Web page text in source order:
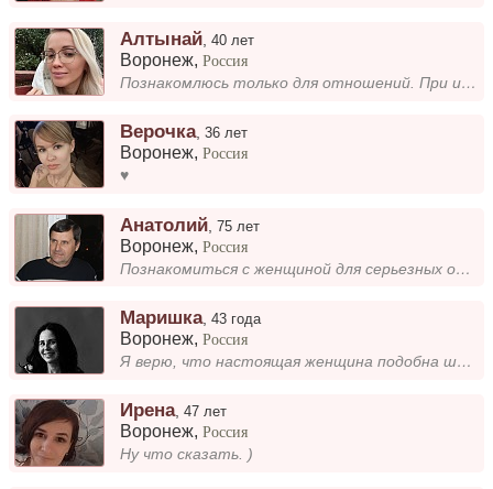
Алтынай ,40 лет
Воронеж,Россия
Познакомлюсь только для отношений. При идеальном исходе брак и семья.
Верочка,36 лет
Воронеж,Россия
♥️
Анатолий ,75 лет
Воронеж,Россия
Познакомиться с женщиной для серьезных отношений.
Маришка,43 года
Воронеж,Россия
Я верю, что настоящая женщина подобна шампанскому — в моих взаимодействиях чувствуется лёгкость, я всегда стремлюсь дари...
Ирена,47 лет
Воронеж,Россия
Ну что сказать. )